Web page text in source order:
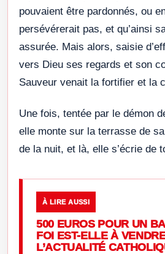
pouvaient être pardonnés, ou
persévérerait pas, et qu’ainsi
assurée. Mais alors, saisie
vers Dieu ses regards et son
Sauveur venait la fortifier et la
Une fois, tentée par le démon
elle monte sur la terrasse de
de la nuit, et là, elle s’écrie de
À LIRE AUSSI
500 EUROS POUR UN
FOI EST-ELLE À
L’ACTUALITÉ